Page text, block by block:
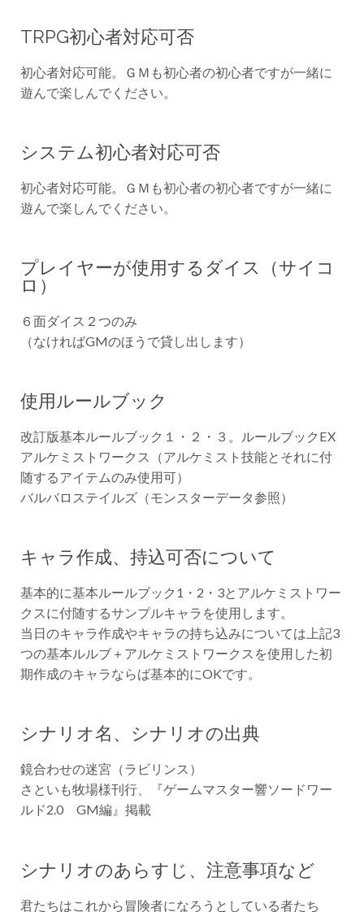
TRPG初心者対応可否
初心者対応可能。ＧＭも初心者の初心者ですが一緒に
遊んで楽しんでください。
システム初心者対応可否
初心者対応可能。ＧＭも初心者の初心者ですが一緒に
遊んで楽しんでください。
プレイヤーが使用するダイス（サイコ
ロ）
６面ダイス２つのみ
（なければGMのほうで貸し出します）
使用ルールブック
改訂版基本ルールブック１・２・３。ルールブックEX
アルケミストワークス（アルケミスト技能とそれに付
随するアイテムのみ使用可）
バルバロステイルズ（モンスターデータ参照）
キャラ作成、持込可否について
基本的に基本ルールブック1・2・3とアルケミストワー
クスに付随するサンプルキャラを使用します。
当日のキャラ作成やキャラの持ち込みについては上記3
つの基本ルルブ＋アルケミストワークスを使用した初
期作成のキャラならば基本的にOKです。
シナリオ名、シナリオの出典
鏡合わせの迷宮（ラビリンス）
さといも牧場様刊行、『ゲームマスター響ソードワー
ルド2.0 GM編』掲載
シナリオのあらすじ、注意事項など
君たちはこれから冒険者になろうとしている者たち